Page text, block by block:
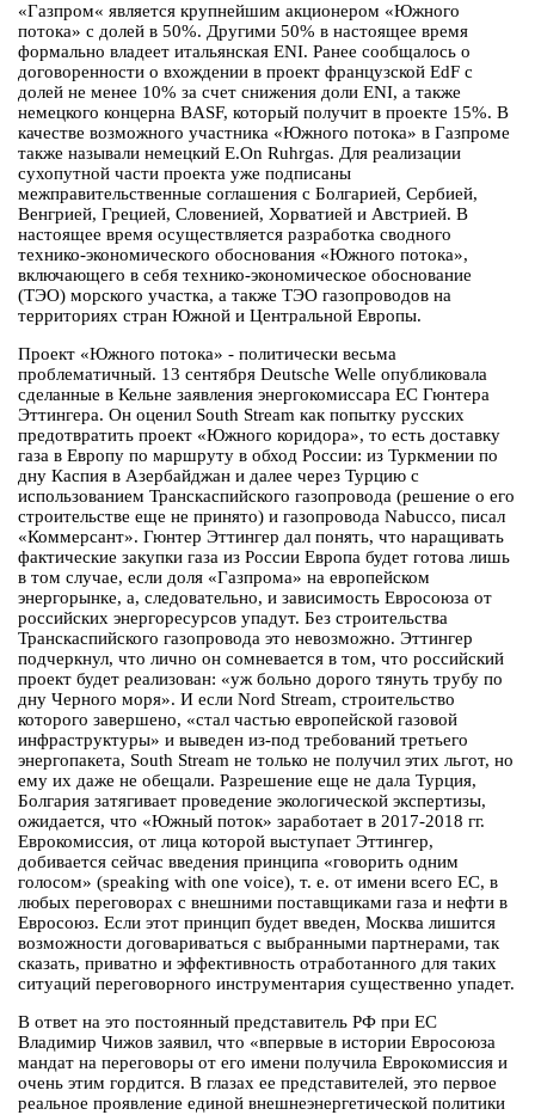
«Газпром« является крупнейшим акционером «Южного
потока» с долей в 50%. Другими 50% в настоящее время
формально владеет итальянская ENI. Ранее сообщалось о
договоренности о вхождении в проект французской EdF с
долей не менее 10% за счет снижения доли ENI, а также
немецкого концерна BASF, который получит в проекте 15%. В
качестве возможного участника «Южного потока» в Газпроме
также называли немецкий E.On Ruhrgas. Для реализации
сухопутной части проекта уже подписаны
межправительственные соглашения с Болгарией, Сербией,
Венгрией, Грецией, Словенией, Хорватией и Австрией. В
настоящее время осуществляется разработка сводного
технико-экономического обоснования «Южного потока»,
включающего в себя технико-экономическое обоснование
(ТЭО) морского участка, а также ТЭО газопроводов на
территориях стран Южной и Центральной Европы.
Проект «Южного потока» - политически весьма
проблематичный. 13 сентября Deutsche Welle опубликовала
сделанные в Кельне заявления энергокомиссара ЕС Гюнтера
Эттингера. Он оценил South Stream как попытку русских
предотвратить проект «Южного коридора», то есть доставку
газа в Европу по маршруту в обход России: из Туркмении по
дну Каспия в Азербайджан и далее через Турцию с
использованием Транскаспийского газопровода (решение о его
строительстве еще не принято) и газопровода Nabucco, писал
«Коммерсант». Гюнтер Эттингер дал понять, что наращивать
фактические закупки газа из России Европа будет готова лишь
в том случае, если доля «Газпрома» на европейском
энергорынке, а, следовательно, и зависимость Евросоюза от
российских энергоресурсов упадут. Без строительства
Транскаспийского газопровода это невозможно. Эттингер
подчеркнул, что лично он сомневается в том, что российский
проект будет реализован: «уж больно дорого тянуть трубу по
дну Черного моря». И если Nord Stream, строительство
которого завершено, «стал частью европейской газовой
инфраструктуры» и выведен из-под требований третьего
энергопакета, South Stream не только не получил этих льгот, но
ему их даже не обещали. Разрешение еще не дала Турция,
Болгария затягивает проведение экологической экспертизы,
ожидается, что «Южный поток» заработает в 2017-2018 гг.
Еврокомиссия, от лица которой выступает Эттингер,
добивается сейчас введения принципа «говорить одним
голосом» (speaking with one voice), т. е. от имени всего ЕС, в
любых переговорах с внешними поставщиками газа и нефти в
Евросоюз. Если этот принцип будет введен, Москва лишится
возможности договариваться с выбранными партнерами, так
сказать, приватно и эффективность отработанного для таких
ситуаций переговорного инструментария существенно упадет.
В ответ на это постоянный представитель РФ при ЕС
Владимир Чижов заявил, что «впервые в истории Евросоюза
мандат на переговоры от его имени получила Еврокомиссия и
очень этим гордится. В глазах ее представителей, это первое
реальное проявление единой внешнеэнергетической политики